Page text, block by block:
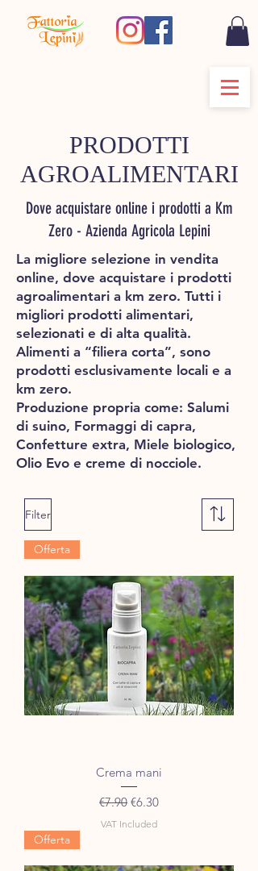
PRODOTTI
AGROALIMENTARI
Dove acquistare online i prodotti a Km
Zero - Azienda Agricola Lepini
La migliore selezione in vendita
online, dove acquistare i prodotti
agroalimentari a km zero. Tutti i
migliori prodotti alimentari,
selezionati e di alta qualità.
Alimenti a “filiera corta”, sono
prodotti esclusivamente locali e a
km zero.
Produzione propria come: Salumi
di suino, Formaggi di capra,
Confetture extra, Miele biologico,
Olio Evo e creme di nocciole.
Filter
Offerta
Crema mani
Regular Price
€7.90 Sale Price
€6.30
VAT Included
Offerta